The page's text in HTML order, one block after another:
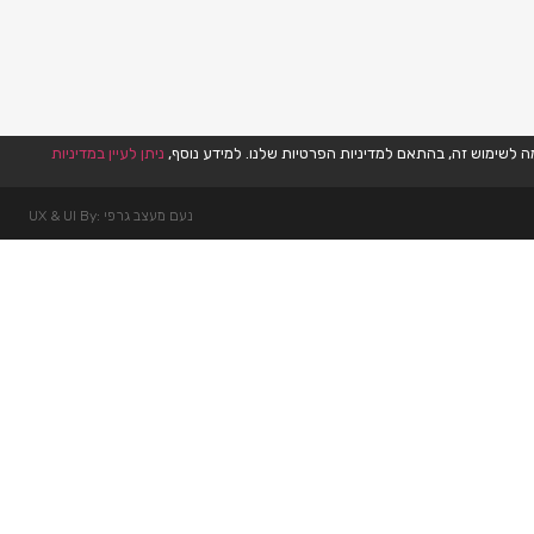
ניתן לעיין במדיניות
נעם מעצב גרפי :UX & UI By